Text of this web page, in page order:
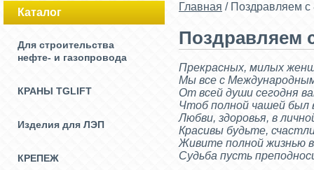
Каталог
Для строительства
нефте- и газопровода
КРАНЫ TGLIFT
Изделия для ЛЭП
КРЕПЕЖ
Главная / Поздравляем с
Поздравляем
Прекрасных, милых
Мы все с
От всей души сегодня
Чтоб полной чашей был
Любви, здоровья, в
Красивы будьте,
Живите полной жизнью
Судьба пусть